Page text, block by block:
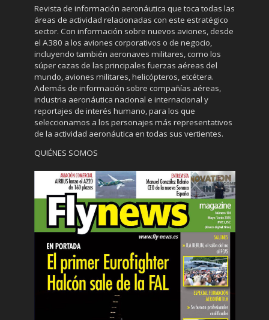
Revista de información aeronáutica que toca todas las
áreas de actividad relacionadas con este estratégico
sector. Con información sobre nuevos aviones, desde
el A380 a los aviones corporativos o de negocio,
incluyendo también aeronaves militares, como los
súper cazas de las principales fuerzas aéreas del
mundo, aviones militares, helicópteros, etcétera.
Además de información sobre compañías aéreas,
industria aeronáutica nacional e internacional y
reportajes de interés humano, para los que
seleccionamos a los personajes más representativos
de la actividad aeronáutica en todas sus vertientes.
QUIÉNES SOMOS